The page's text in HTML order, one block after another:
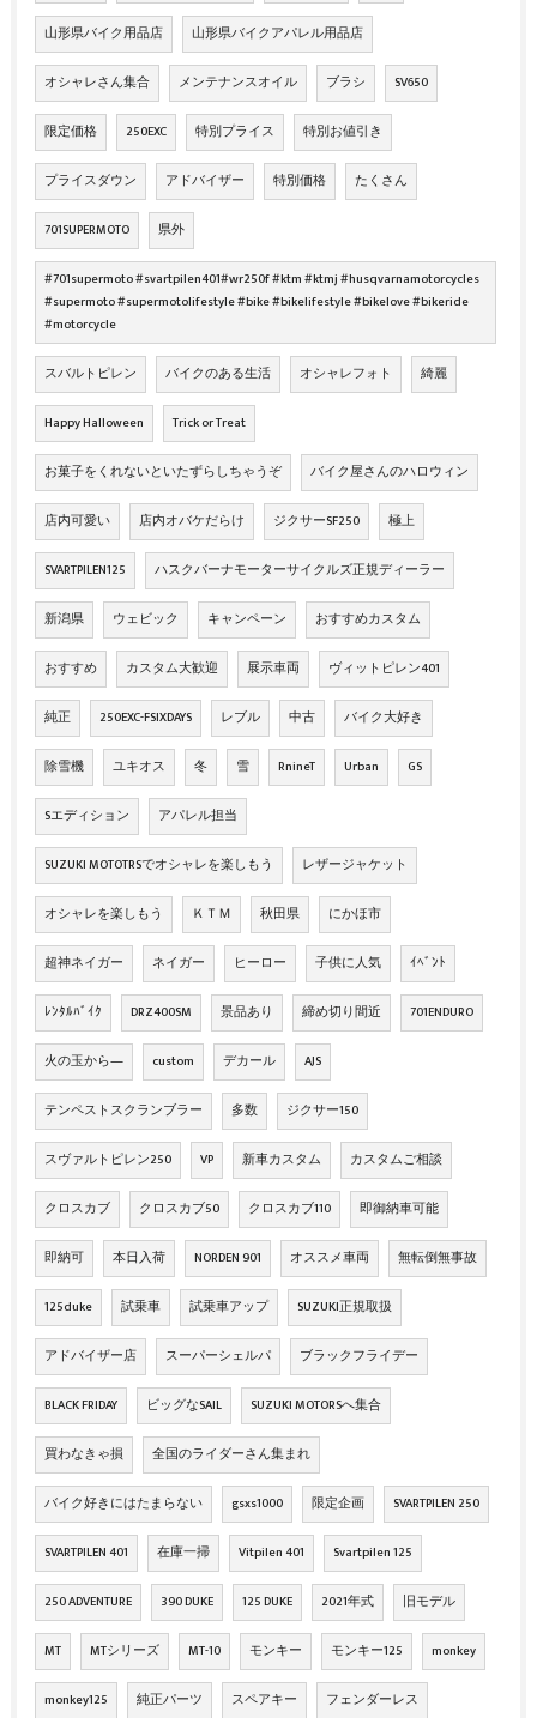
山形県バイク用品店 山形県バイクアパレル用品店
オシャレさん集合 メンテナンスオイル ブラシ SV650
限定価格 250EXC 特別プライス 特別お値引き
プライスダウン アドバイザー 特別価格 たくさん
701SUPERMOTO 県外
#701supermoto #svartpilen401#wr250f #ktm #ktmj #husqvarnamotorcycles
#supermoto #supermotolifestyle #bike #bikelifestyle #bikelove #bikeride
#motorcycle
スバルトピレン バイクのある生活 オシャレフォト 綺麗
Happy Halloween Trick or Treat
お菓子をくれないといたずらしちゃうぞ バイク屋さんのハロウィン
店内可愛い 店内オバケだらけ ジクサーSF250 極上
SVARTPILEN125 ハスクバーナモーターサイクルズ正規ディーラー
新潟県 ウェビック キャンペーン おすすめカスタム
おすすめ カスタム大歓迎 展示車両 ヴィットピレン401
純正 250EXC-FSIXDAYS レブル 中古 バイク大好き
除雪機 ユキオス 冬 雪 RnineT Urban GS
Sエディション アパレル担当
SUZUKI MOTOTRSでオシャレを楽しもう レザージャケット
オシャレを楽しもう ＫＴＭ 秋田県 にかほ市
超神ネイガー ネイガー ヒーロー 子供に人気 ｲﾍﾞﾝﾄ
ﾚﾝﾀﾙﾊﾞｲｸ DRZ400SM 景品あり 締め切り間近 701ENDURO
火の玉から― custom デカール AJS
テンペストスクランブラー 多数 ジクサー150
スヴァルトピレン250 VP 新車カスタム カスタムご相談
クロスカブ クロスカブ50 クロスカブ110 即御納車可能
即納可 本日入荷 NORDEN 901 オススメ車両 無転倒無事故
125duke 試乗車 試乗車アップ SUZUKI正規取扱
アドバイザー店 スーパーシェルパ ブラックフライデー
BLACK FRIDAY ビッグなSAIL SUZUKI MOTORSへ集合
買わなきゃ損 全国のライダーさん集まれ
バイク好きにはたまらない gsxs1000 限定企画 SVARTPILEN 250
SVARTPILEN 401 在庫一掃 Vitpilen 401 Svartpilen 125
250 ADVENTURE 390 DUKE 125 DUKE 2021年式 旧モデル
MT MTシリーズ MT-10 モンキー モンキー125 monkey
monkey125 純正パーツ スペアキー フェンダーレス